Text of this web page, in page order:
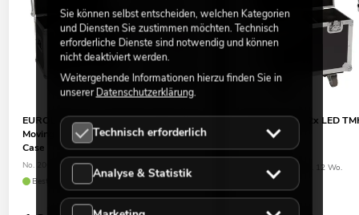
EUROLITE Set 2x LED TMH-H90 Hybrid
Moving-Head Spot/Wash COB ws +
Case
No. 20000922
Bestand reicht ca. 12 Wo.
EUROLITE Set 2x LED
mit Rollen
No. 20000928
Bestand reicht ca. 12 Wo.
Sie können selbst entscheiden, welchen Kategorien
und Diensten Sie zustimmen möchten. Technisch
erforderliche Dienste sind notwendig und können
nicht deaktiviert werden.
Weitergehende Informationen hierzu finden Sie in
unsererDatenschutzerklärung.
Technisch erforderlich
Analyse & Statistik